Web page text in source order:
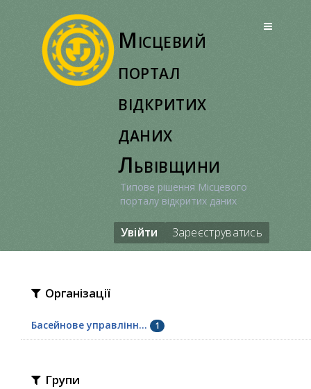
Місцевий
портал
відкритих
даних
Львівщини
Типове рішення Місцевого
порталу відкритих даних
Увійти Зареєструватись
Організації
Басейнове управлінн... 1
Групи